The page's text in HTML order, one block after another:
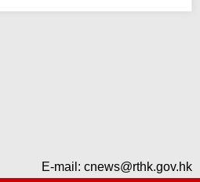
E-mail: cnews@rthk.gov.hk